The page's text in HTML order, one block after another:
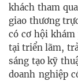
khách tham
giao thương
có cơ hội khám
tại triển lãm,
sáng tạo kỹ
doanh nghiệp